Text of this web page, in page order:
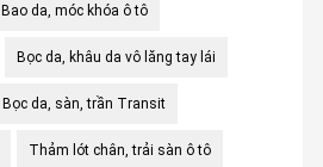
Bao da, móc khóa ô tô
Bọc da, khâu da vô lăng tay lái
Bọc da, sàn, trần Transit
Thảm lót chân, trải sàn ô tô